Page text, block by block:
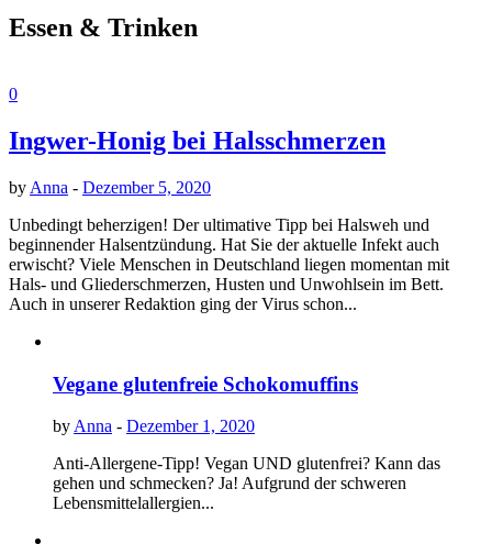
Essen & Trinken
0
Ingwer-Honig bei Halsschmerzen
by Anna - Dezember 5, 2020
Unbedingt beherzigen! Der ultimative Tipp bei Halsweh und
beginnender Halsentzündung. Hat Sie der aktuelle Infekt auch
erwischt? Viele Menschen in Deutschland liegen momentan mit
Hals- und Gliederschmerzen, Husten und Unwohlsein im Bett.
Auch in unserer Redaktion ging der Virus schon...
Vegane glutenfreie Schokomuffins
byAnna - Dezember 1, 2020
Anti-Allergene-Tipp! Vegan UND glutenfrei? Kann das
gehen und schmecken? Ja! Aufgrund der schweren
Lebensmittelallergien...